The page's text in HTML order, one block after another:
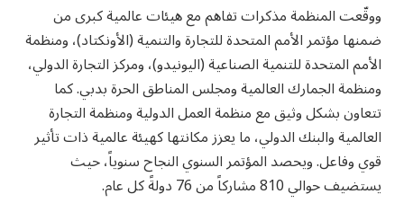
ووقّعت المنظمة مذكرات تفاهم مع هيئات عالمية كبرى من
ضمنها مؤتمر الأمم المتحدة للتجارة والتنمية (الأونكتاد)، ومنظمة
الأمم المتحدة للتنمية الصناعية (اليونيدو)، ومركز التجارة الدولي،
ومنظمة الجمارك العالمية ومجلس المناطق الحرة بدبي. كما
تتعاون بشكل وثيق مع منظمة العمل الدولية ومنظمة التجارة
العالمية والبنك الدولي، ما يعزز مكانتها كهيئة عالمية ذات تأثير
قوي وفاعل. ويحصد المؤتمر السنوي النجاح سنوياً، حيث
يستضيف حوالي 810 مشاركاً من 76 دولةً كل عام.